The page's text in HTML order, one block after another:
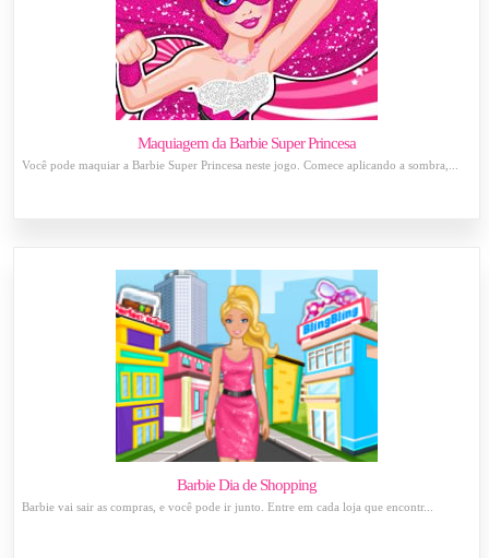
Maquiagem da Barbie Super Princesa
Você pode maquiar a Barbie Super Princesa neste jogo. Comece aplicando a sombra,...
Barbie Dia de Shopping
Barbie vai sair as compras, e você pode ir junto. Entre em cada loja que encontr...